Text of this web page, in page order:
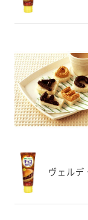
ヴェルデ